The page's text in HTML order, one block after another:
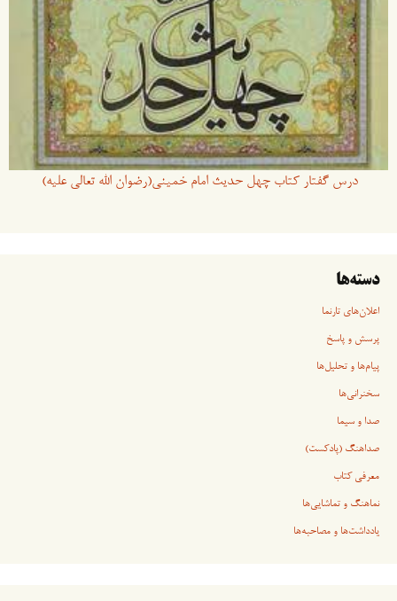
درس گفتار کتاب چهل حدیث امام خمینی(رضوان الله تعالی علیه)
دسته‌ها
اعلان‌های تارنما
پرسش و پاسخ
پیام‌ها و تحلیل‌ها
سخنرانی‏‏‌ها
صدا و سیما
صداهنگ (پادکست)
معرفی کتاب
نماهنگ و تماشایی‌ها
یادداشت‌ها و مصاحبه‌ها